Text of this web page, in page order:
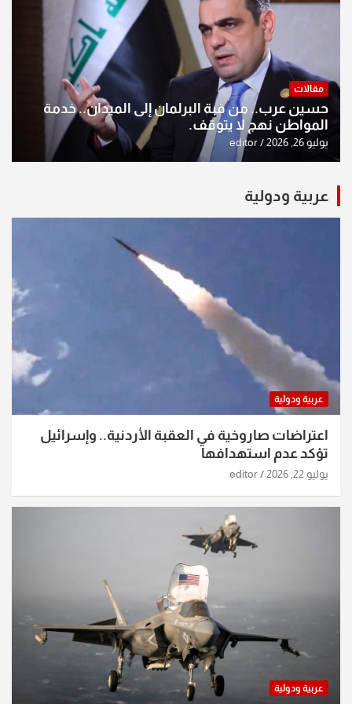
مقالات
حسين عرب.. من قبة البرلمان إلى الميدان.. خدمة
المواطن نهج لا يتوقف.
يوليو 26, 2026 editor
عربية ودولية
عربية ودولية
اعتراضات صاروخية في العقبة الأردنية.. وإسرائيل
تؤكد عدم استهدافها
يوليو 22, 2026 editor
عربية ودولية